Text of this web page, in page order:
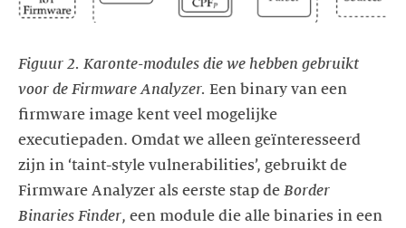
Figuur 2. Karonte-modules die we hebben gebruikt
voor de Firmware Analyzer. Een binary van een
firmware image kent veel mogelijke
executiepaden. Omdat we alleen geïnteresseerd
zijn in ‘taint-style vulnerabilities’, gebruikt de
Firmware Analyzer als eerste stap de Border
Binaries Finder, een module die alle binaries in een